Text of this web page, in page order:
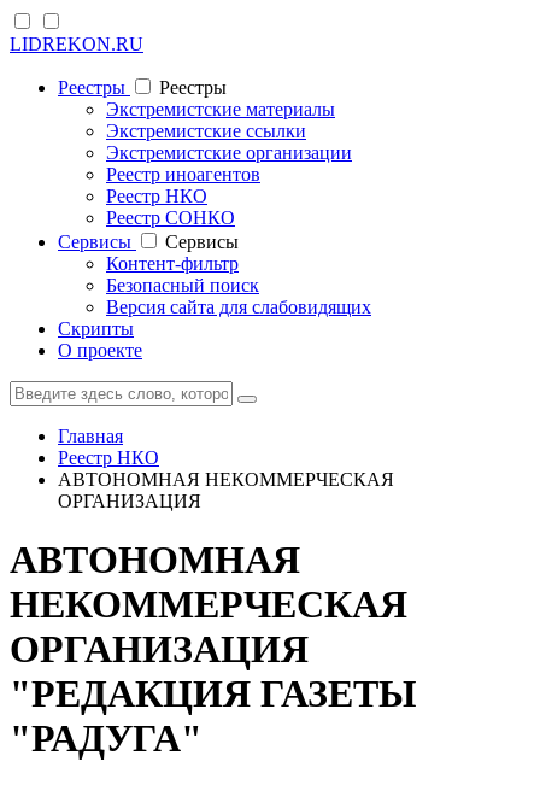
LIDREKON.RU
Реестры
Реестры
Экстремистские материалы
Экстремистские ссылки
Экстремистские организации
Реестр иноагентов
Реестр НКО
Реестр СОНКО
Cервисы
Cервисы
Контент-фильтр
Безопасный поиск
Версия сайта для слабовидящих
Скрипты
О проекте
Главная
Реестр НКО
АВТОНОМНАЯ НЕКОММЕРЧЕСКАЯ
ОРГАНИЗАЦИЯ
АВТОНОМНАЯ
НЕКОММЕРЧЕСКАЯ
ОРГАНИЗАЦИЯ
"РЕДАКЦИЯ ГАЗЕТЫ
"РАДУГА"